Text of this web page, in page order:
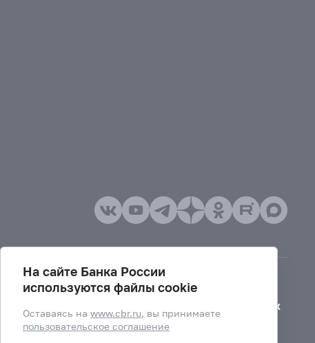
Версия для слабовидящих
На сайте Банка России
используются файлы cookie
Оставаясь наwww.cbr.ru, вы принимаете
пользовательское соглашение